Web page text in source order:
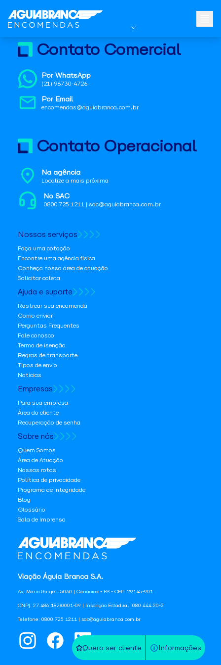
Quero ser cliente Informações
Viação Águia Branca S.A.
Av. Mario Gurgel, 5030 | Cariacica - ES - CEP: 29145-901
CNPJ: 27.486.182/0001-09 | Inscrição Estadual: 080.444.20-2
Telefone: 0800 725 1211 | sac@aguiabranca.com.br
Contato Comercial
Por WhatsApp
(21) 96730-4726
Por Email
encomendas@aguiabranca.com.br
Contato Operacional
Na agência
Localize a mais próxima
No SAC
0800 725 1211 | sac@aguiabranca.com.br
Nossos serviços
Faça uma cotação
Encontre uma agência física
Conheça nossa área de atuação
Solicitar coleta
Ajuda e suporte
Rastrear sua encomenda
Como enviar
Perguntas Frequentes
Fale conosco
Termo de isenção
Regras de transporte
Tipos de envio
Notícias
Empresas
Para sua empresa
Área do cliente
Recuperação de senha
Sobre nós
Quem Somos
Área de Atuação
Nossas rotas
Política de privacidade
Programa de Integridade
Blog
Glossário
Sala de Imprensa